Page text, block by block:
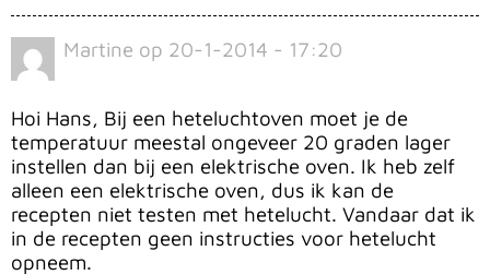
Martine op 20-1-2014 - 17:20
Hoi Hans, Bij een heteluchtoven moet je de
temperatuur meestal ongeveer 20 graden lager
instellen dan bij een elektrische oven. Ik heb zelf
alleen een elektrische oven, dus ik kan de
recepten niet testen met hetelucht. Vandaar dat ik
in de recepten geen instructies voor hetelucht
opneem.